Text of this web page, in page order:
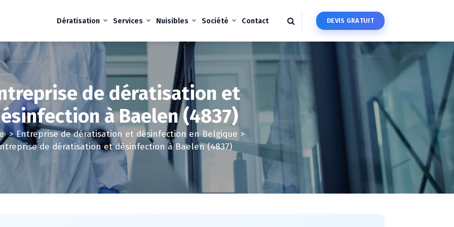
Dératisation Services Nuisibles Société Contact DEVIS GRATUIT
de dératisation et
à Baelen (4837)
>Entreprise de dératisation et désinfection en Belgique >
de dératisation et désinfection à Baelen (4837)